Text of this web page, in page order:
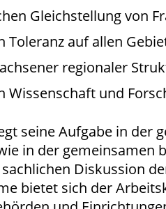
Gleichstellung von
Toleranz auf allen
regionaler
Wissenschaft und
seine Aufgabe in der
in der gemeinsamen
Diskussion
bietet sich der